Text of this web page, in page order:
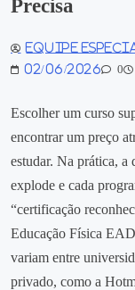
Precisa
Equipe
02/06/2026
0
Escolher um curso
encontrar um preço
estudar. Na prática, a
explode e cada
“certificação
Educação Física
variam entre
privado, como a